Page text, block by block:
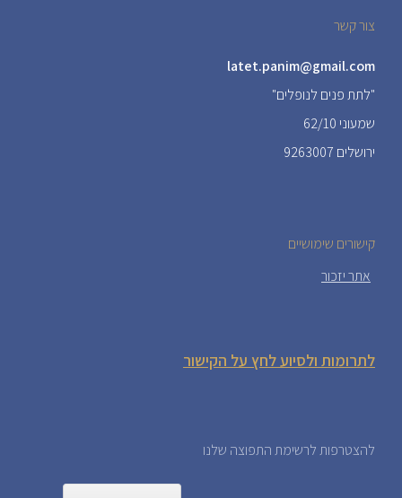
צור קשר
latet.panim@gmail.com
"לתת פנים לנופלים"
שמעוני 62/10
ירושלים 9263007
קישורים שימושיים
אתר יזכור
לתרומות ולסיוע לחץ על הקישור
להצטרפות לרשימת התפוצה שלנו